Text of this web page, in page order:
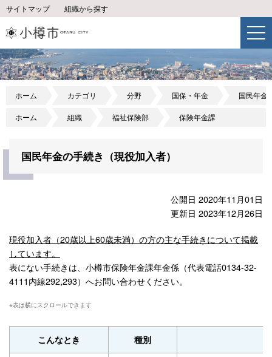
サイトマップ 組織から探す
ホーム カテゴリ 分野 国保・年金 国民年金
ホーム 組織 福祉保険部 保険年金課
国民年金の手続き（現役加入者）
公開日 2020年11月01日
更新日 2023年12月26日
現役加入者（20歳以上60歳未満）の方の主な手続きについて掲載
しています。
表にない手続きは、小樽市保険年金課年金係（代表電話0134-32-
4111内線292,293）へお問い合わせください。
こんなとき 種別